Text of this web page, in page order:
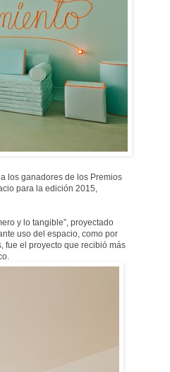
los ganadores de los Premios
para la edición 2015,
y lo tangible”, proyectado
uso del espacio, como por
fue el proyecto que recibió más